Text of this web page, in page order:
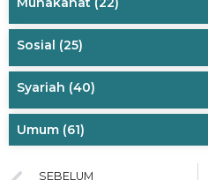
Sosial (25)
Syariah (40)
Umum (61)
SEBELUM